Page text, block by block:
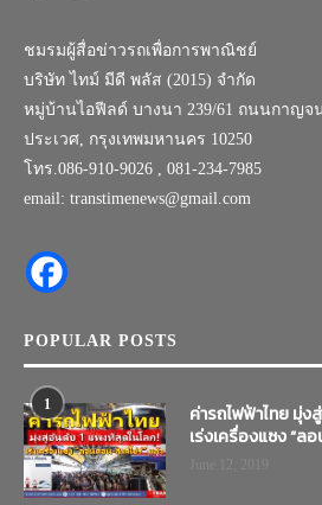
ชมรมผู้สื่อข่าวรถเพื่อการพาณิชย์
บริษัท ไทม์ มีดี พลัส (2015) จำกัด
หมู่บ้านไอฟีลด์ บางนา 239/61 ถนนกาญจ
ประเวศ, กรุงเทพมหานคร 10250
โทร.086-910-9026 , 081-234-7985
email: transtimenews@gmail.com
POPULAR POSTS
1
ค่ารถไฟฟ้าไทย มุ่ง
เร่งเครื่องแซง “ล